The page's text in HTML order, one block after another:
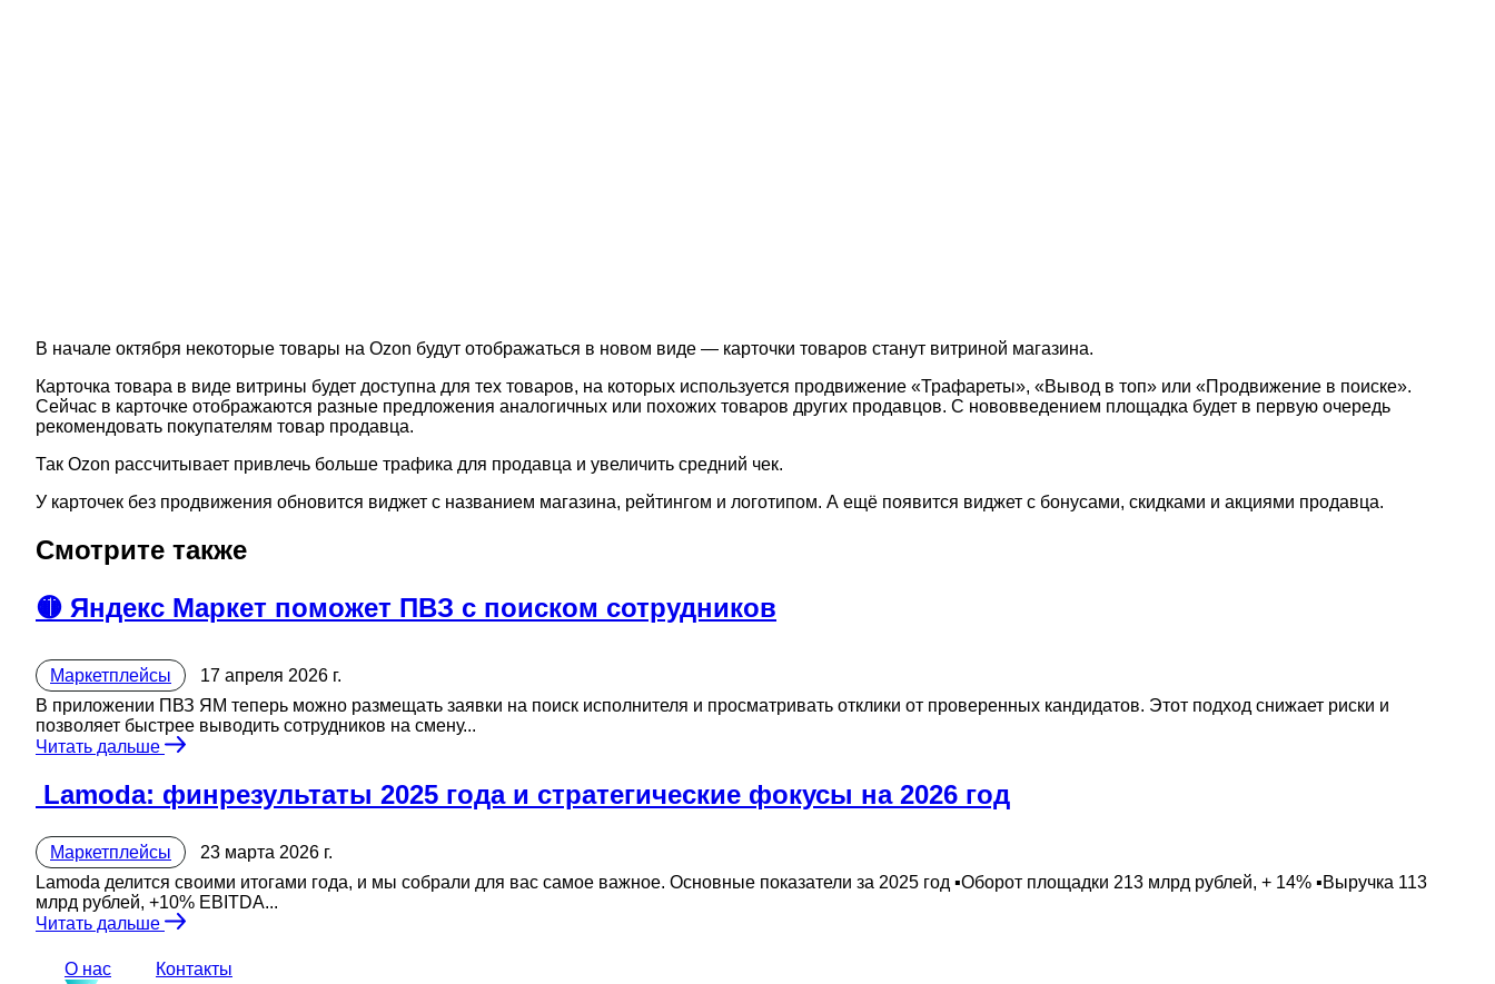
В начале октября некоторые товары на Ozon будут отображаться в новом виде — карточки товаров станут витриной магазина.
Карточка товара в виде витрины будет доступна для тех товаров, на которых используется продвижение «Трафареты», «Вывод в топ» или «Продвижение в поиске».
Сейчас в карточке отображаются разные предложения аналогичных или похожих товаров других продавцов. С нововведением площадка будет в первую очередь
рекомендовать покупателям товар продавца.
Так Ozon рассчитывает привлечь больше трафика для продавца и увеличить средний чек.
У карточек без продвижения обновится виджет с названием магазина, рейтингом и логотипом. А ещё появится виджет с бонусами, скидками и акциями продавца.
Смотрите также
🟡 Яндекс Маркет поможет ПВЗ с поиском сотрудников
Маркетплейсы
17 апреля 2026 г.
В приложении ПВЗ ЯМ теперь можно размещать заявки на поиск исполнителя и просматривать отклики от проверенных кандидатов. Этот подход снижает риски и
позволяет быстрее выводить сотрудников на смену...
Читать дальше
️ Lamoda: финрезультаты 2025 года и стратегические фокусы на 2026 год
Маркетплейсы
23 марта 2026 г.
Lamoda делится своими итогами года, и мы собрали для вас самое важное. Основные показатели за 2025 год ▪️Оборот площадки 213 млрд рублей, + 14% ▪️Выручка 113
млрд рублей, +10% EBITDA...
Читать дальше
О нас Контакты